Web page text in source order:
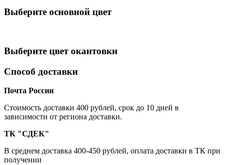
Выберите oсновной цвет
Выберите цвет окантовки
Способ доставки
Почта России
Cтоимость доставки 400 рублей, срок до 10 дней в
зависимости от региона доставки.
ТК "СДЕК"
В среднем доставка 400-450 рублей, оплата доставки в ТК при
получении